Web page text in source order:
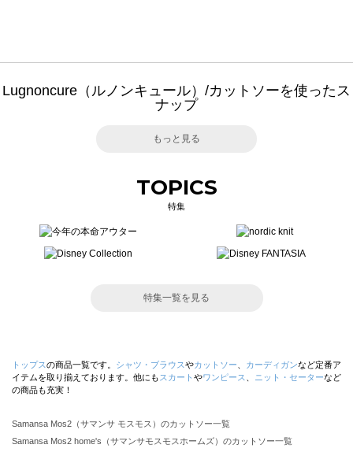
Lugnoncure（ルノンキュール）/カットソーを使ったス
ナップ
もっと見る
TOPICS
特集
特集一覧を見る
トップスの商品一覧です。 シャツ・ブラウスやカットソー カーディガンなど定番ア
イテムを取り揃えております。他にも スカート やワンピース ニット・セーターなど
の商品も充実！
Samansa Mos2（サマンサ モスモス）のカットソー一覧
Samansa Mos2 home's（サマンサモスモスホームズ）のカットソー一覧